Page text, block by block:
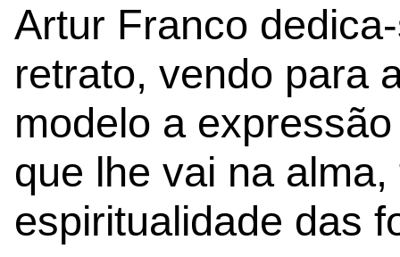
Artur Franco
retrato, vendo para
modelo a
que lhe vai na
espiritualidade das